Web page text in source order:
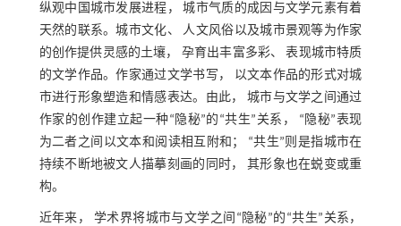
纵观中国城市发展进程， 城市气质的成因与文学元素有着
天然的联系。城市文化、 人文风俗以及城市景观等为作家
的创作提供灵感的土壤， 孕育出丰富多彩、 表现城市特质
的文学作品。作家通过文学书写， 以文本作品的形式对城
市进行形象塑造和情感表达。由此， 城市与文学之间通过
作家的创作建立起一种“隐秘”的“共生”关系， “隐秘”表现
为二者之间以文本和阅读相互附和； “共生”则是指城市在
持续不断地被文人描摹刻画的同时， 其形象也在蜕变或重
构。
近年来， 学术界将城市与文学之间“隐秘”的“共生”关系，